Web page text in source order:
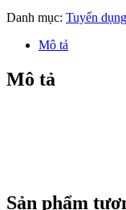
Danh mục: Tuyển dụng
Mô tả
Mô tả
Sản phẩm